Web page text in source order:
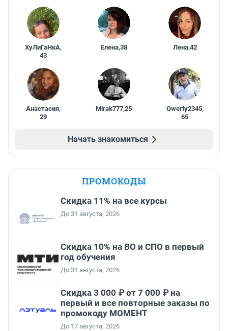
ХуЛиГаНкА,
43
Елена,38 Лена,42
Анастасия,
29
Mirak777,25 Qwerty2345,
65
Начать знакомиться
ПРОМОКОДЫ
Скидка 11% на все курсы
До 31 августа, 2026
Скидка 10% на ВО и СПО в первый
год обучения
До 31 августа, 2026
Скидка 3 000 ₽ от 7 000 ₽ на
первый и все повторные заказы по
промокоду МОМЕНТ
До 17 августа, 2026